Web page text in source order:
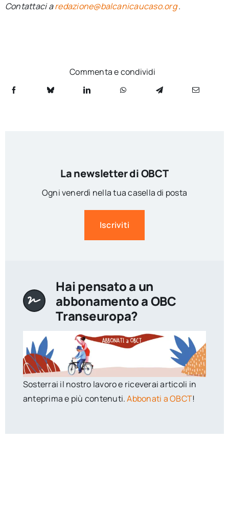
Contattaci aredazione@balcanicaucaso.org.
Commenta e condividi
La newsletter di OBCT
Ogni venerdì nella tua casella di posta
Iscriviti
Hai pensato a un
abbonamento a OBC
Transeuropa?
Sosterrai il nostro lavoro e riceverai articoli in
anteprima e più contenuti.Abbonati a OBCT!